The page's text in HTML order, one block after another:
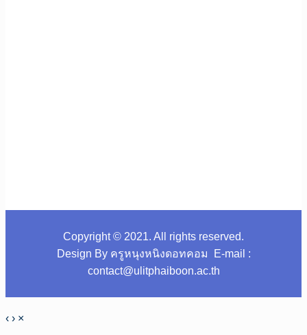
Copyright © 2021. All rights reserved.
Design By ครูหนุงหนิงดอทคอม E-mail :
contact@ulitphaiboon.ac.th
‹ › ×